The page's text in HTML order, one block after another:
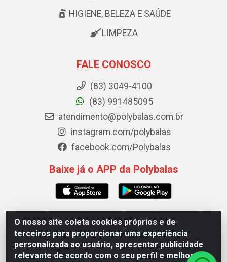
O nosso site coleta cookies próprios e de
terceiros para proporcionar uma experiência
personalizada ao usuário, apresentar publicidade
relevante de acordo com o seu perfil e melhorar a
HIGIENE, BELEZA E SAÚDE
LIMPEZA
FALE CONOSCO
(83) 3049-4100
(83) 991485095
atendimento@polybalas.com.br
instagram.com/polybalas
facebook.com/Polybalas
Baixe já o APP da Polybalas
Polybalas - Rua João Miguel de Souza, 173 Galpão B -
Ernesto Geisel, João Pessoa/PB - CEP 58.075-075 - CNPJ
00.909.327/0002-61